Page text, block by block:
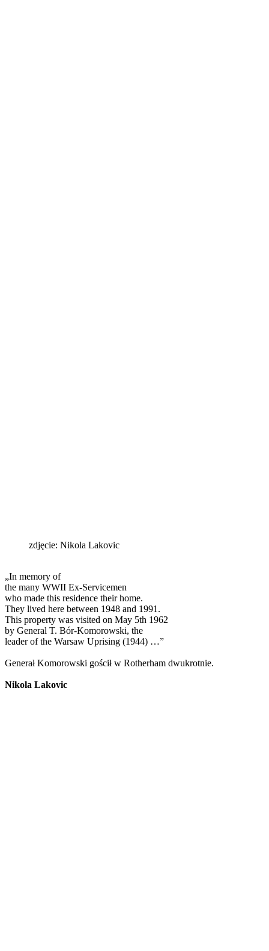
zdjęcie: Nikola Lakovic
„In memory of
the many WWII Ex-Servicemen
who made this residence their home.
They lived here between 1948 and 1991.
This property was visited on May 5th 1962
by General T. Bór-Komorowski, the
leader of the Warsaw Uprising (1944) …”
Generał Komorowski gościł w Rotherham dwukrotnie.
Nikola Lakovic